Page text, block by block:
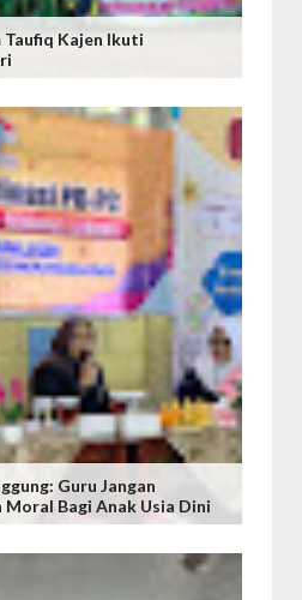
Taufiq Kajen Ikuti
Guru Jangan
Moral Bagi Anak Usia Dini